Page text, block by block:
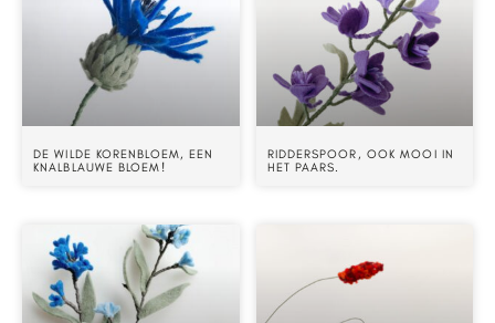
DE WILDE KORENBLOEM, EEN
KNALBLAUWE BLOEM!
RIDDERSPOOR, OOK MOOI IN
HET PAARS.